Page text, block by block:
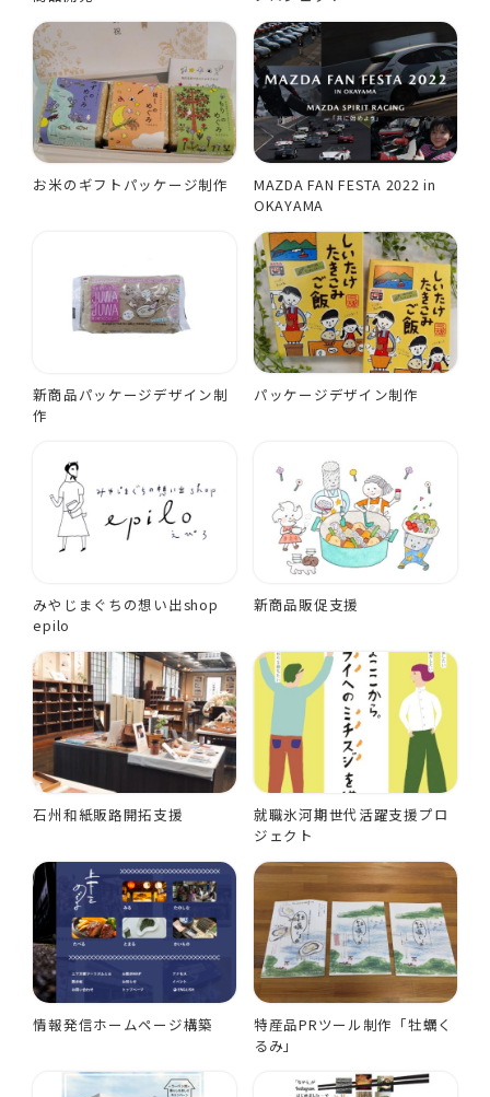
お米のギフトパッケージ制作
MAZDA FAN FESTA 2022 in
OKAYAMA
新商品パッケージデザイン制
作
パッケージデザイン制作
みやじまぐちの想い出shop
epilo
新商品販促支援
石州和紙販路開拓支援
就職氷河期世代活躍支援プロ
ジェクト
情報発信ホームページ構築
特産品PRツール制作「牡蠣く
るみ」